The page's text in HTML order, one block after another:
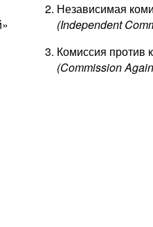
Независимая
(Independent
Комиссия против
(Commission